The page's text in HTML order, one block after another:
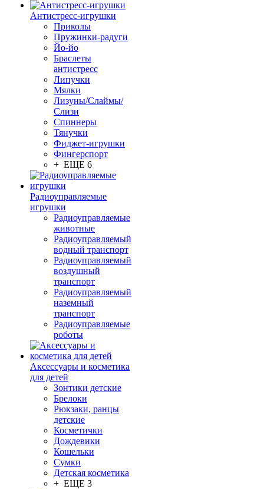
Антистресс-игрушки
Приколы
Пружинки-радуги
Йо-йо
Браслеты
антистресс
Липучки
Мялки
Лизуны/Слаймы/
Слизи
Спиннеры
Тянучки
Фиджет-игрушки
Фингерспорт
+ ЕЩЕ 6
Радиоуправляемые
игрушки
Радиоуправляемые
животные
Радиоуправляемый
водный транспорт
Радиоуправляемый
воздушный
транспорт
Радиоуправляемый
наземный
транспорт
Радиоуправляемые
роботы
Аксессуары и косметика
для детей
Зонтики детские
Брелоки
Рюкзаки, ранцы
детские
Косметички
Дождевики
Кошельки
Сумки
Детская косметика
+ ЕЩЕ 3